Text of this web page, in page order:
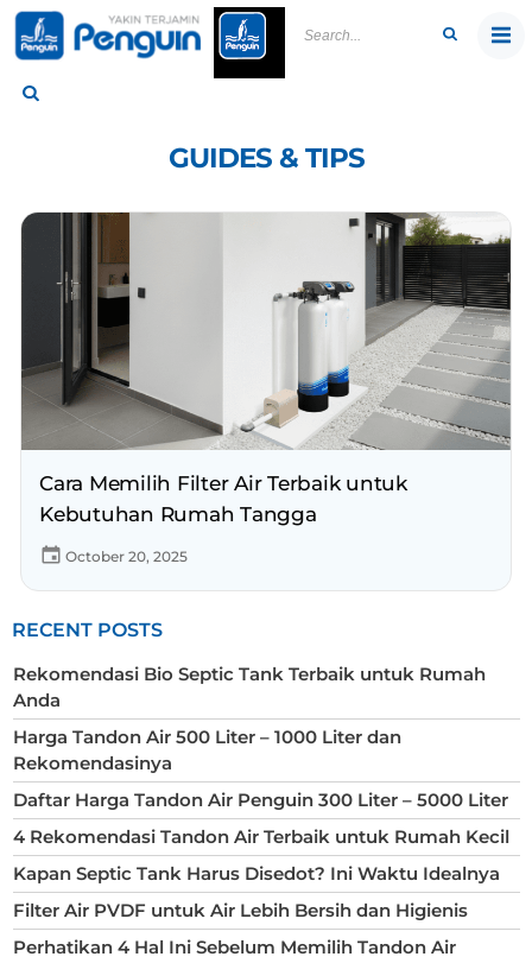
Skip
content
GUIDES & TIPS
Cara Memilih Filter Air Terbaik untuk
Kebutuhan Rumah Tangga
October 20, 2025
RECENT POSTS
Rekomendasi Bio Septic Tank Terbaik untuk Rumah
Anda
Harga Tandon Air 500 Liter – 1000 Liter dan
Rekomendasinya
Daftar Harga Tandon Air Penguin 300 Liter – 5000 Liter
4 Rekomendasi Tandon Air Terbaik untuk Rumah Kecil
Kapan Septic Tank Harus Disedot? Ini Waktu Idealnya
Filter Air PVDF untuk Air Lebih Bersih dan Higienis
Perhatikan 4 Hal Ini Sebelum Memilih Tandon Air